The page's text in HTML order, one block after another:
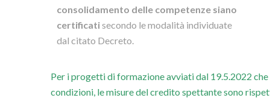
consolidamento delle competenze siano
certificatisecondo le modalità individuate
dal citato Decreto.
Per i progetti di formazione avviati dal 19.5.2022
condizioni, le misure del credito spettante sono